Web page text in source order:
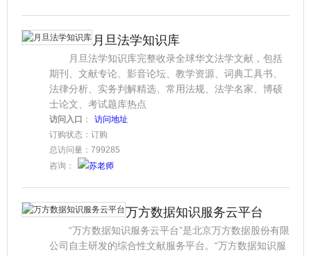
月旦法学知识库
月旦法学知识库完整收录全球华文法学文献，包括
期刊、文献专论、影音论坛、教学资源、词典工具书、
法律分析、实务判解精选、常用法规、法学名家、博硕
士论文、考试题库热点
访问入口 ：
访问地址
订购状态：订购
总访问量：799285
咨询：
苏老师
万方数据知识服务云平台
“万方数据知识服务云平台”是北京万方数据股份有限
公司自主研发的综合性文献服务平台。“万方数据知识服